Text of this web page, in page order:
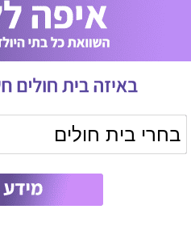
בחרי בית חולים
המרכז הרפואי שמיר
ליס (איכילוב) - יולדות